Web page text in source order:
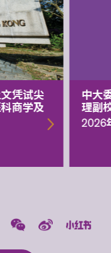
凭试尖
商学及
中大
理副
2026